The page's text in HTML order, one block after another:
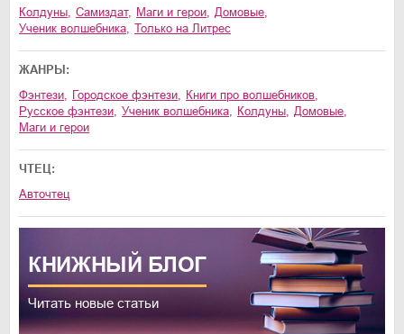
колдуны
Самиздат, маги и герои домовые
ученик волшебника
Только на Литрес
ЖАНРЫ:
фэнтези
городское фэнтези книги про волшебников
русское фэнтези
ученик волшебника колдуны домовые
маги и герои
ЧТЕЦ:
Авточтец
КНИЖНЫЙ БЛОГ
Читать новые статьи